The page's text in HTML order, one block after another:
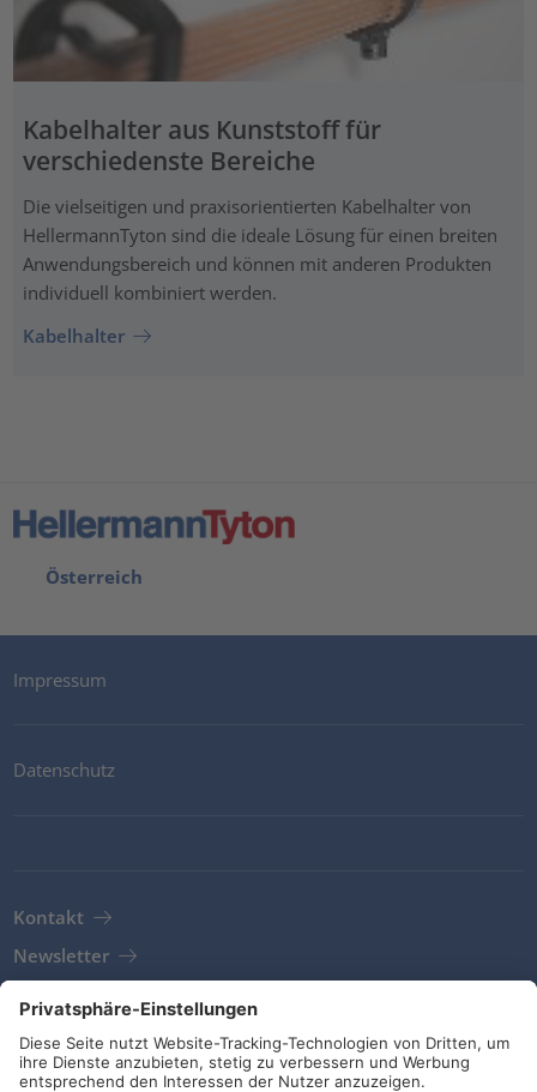
Kabelhalter aus Kunststoff für
verschiedenste Bereiche
Die vielseitigen und praxisorientierten Kabelhalter von
HellermannTyton sind die ideale Lösung für einen breiten
Anwendungsbereich und können mit anderen Produkten
individuell kombiniert werden.
Kabelhalter
Österreich
Impressum
Datenschutz
Kontakt
Newsletter
AGB
Richtlinien und Bekenntnisse